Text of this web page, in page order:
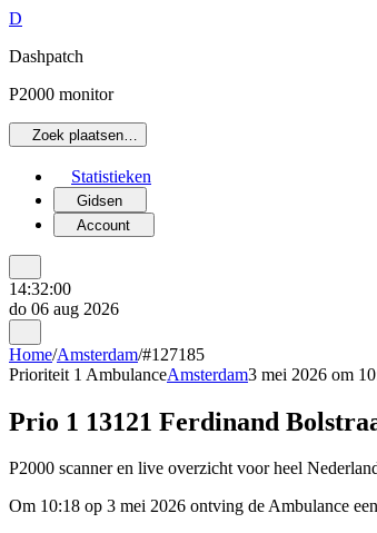
D
Dashpatch
P2000 monitor
Zoek plaatsen…
Statistieken
Gidsen
Account
14:32:00
do 06 aug 2026
Home/Amsterdam/#127185
Prioriteit 1 AmbulanceAmsterdam3 mei 2026 om
Prio 1 13121 Ferdinand
P2000 scanner en live overzicht voor heel
Om 10:18 op 3 mei 2026 ontving de Ambulance